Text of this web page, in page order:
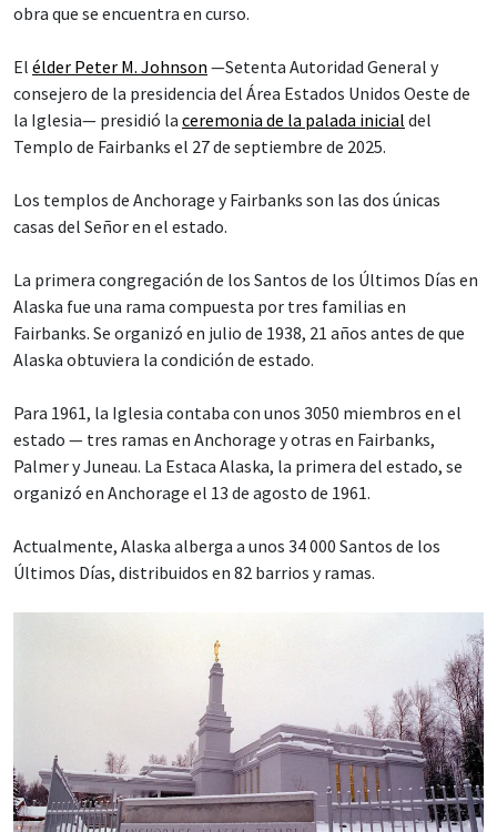
obra que se encuentra en curso.
El élder Peter M. Johnson —Setenta Autoridad General y
consejero de la presidencia del Área Estados Unidos Oeste de
la Iglesia— presidió la ceremonia de la palada inicial del
Templo de Fairbanks el 27 de septiembre de 2025.
Los templos de Anchorage y Fairbanks son las dos únicas
casas del Señor en el estado.
La primera congregación de los Santos de los Últimos Días en
Alaska fue una rama compuesta por tres familias en
Fairbanks. Se organizó en julio de 1938, 21 años antes de que
Alaska obtuviera la condición de estado.
Para 1961, la Iglesia contaba con unos 3050 miembros en el
estado — tres ramas en Anchorage y otras en Fairbanks,
Palmer y Juneau. La Estaca Alaska, la primera del estado, se
organizó en Anchorage el 13 de agosto de 1961.
Actualmente, Alaska alberga a unos 34 000 Santos de los
Últimos Días, distribuidos en 82 barrios y ramas.